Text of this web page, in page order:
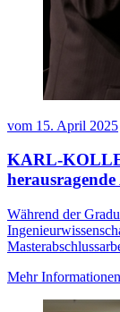
vom 15. April 2025
KARL-
Während der
Mehr Informationen